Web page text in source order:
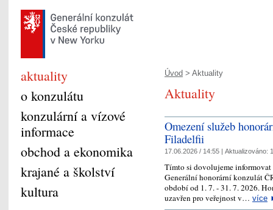
Úvod > Aktuality
Aktuality
Omezení služeb
Filadelfii
17.06.2026 / 14:55 | Aktualizováno:
Tímto si dovolujeme
Generální honorární konzulát
období od 1. 7. - 31. 7. 2026.
uzavřen pro veřejnost v… více
aktuality
o konzulátu
konzulární a vízové
informace
obchod a ekonomika
krajané a školství
kultura